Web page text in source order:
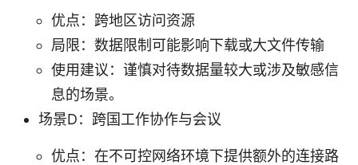
优点：跨地区访问资源
局限：数据限制可能影响下载或大文件传输
使用建议：谨慎对待数据量较大或涉及敏感信
息的场景。
场景D：跨国工作协作与会议
优点：在不可控网络环境下提供额外的连接路